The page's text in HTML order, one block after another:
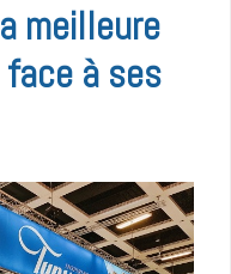
meilleure
à ses